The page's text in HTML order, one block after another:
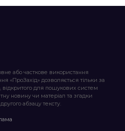
або часткове використання
«ПроЗахід» дозволяється тільки за
відкритого для пошукових систем
новину чи матеріал та згадки
абзацу тексту.